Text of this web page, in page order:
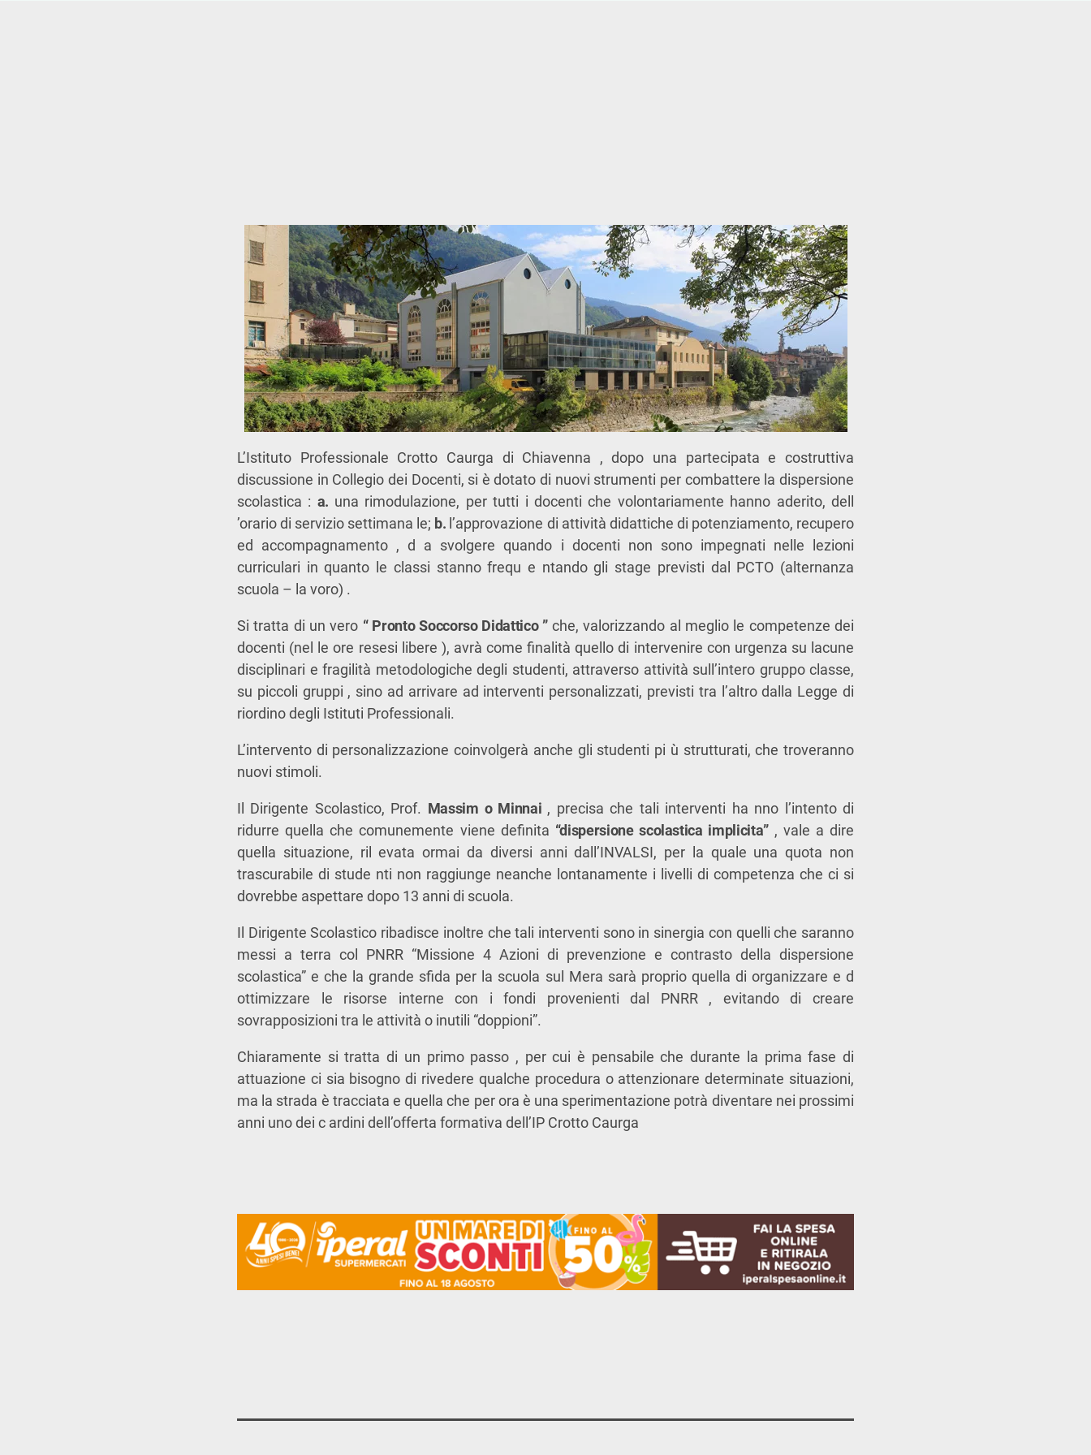
L’Istituto Professionale Crotto Caurga di Chiavenna , dopo una partecipata e costruttiva
discussione in Collegio dei Docenti, si è dotato di nuovi strumenti per combattere la dispersione
scolastica : a. una rimodulazione, per tutti i docenti che volontariamente hanno aderito, dell
’orario di servizio settimana le; b. l’approvazione di attività didattiche di potenziamento, recupero
ed accompagnamento , d a svolgere quando i docenti non sono impegnati nelle lezioni
curriculari in quanto le classi stanno frequ e ntando gli stage previsti dal PCTO (alternanza
scuola – la voro) .
Si tratta di un vero “ Pronto Soccorso Didattico ” che, valorizzando al meglio le competenze dei
docenti (nel le ore resesi libere ), avrà come finalità quello di intervenire con urgenza su lacune
disciplinari e fragilità metodologiche degli studenti, attraverso attività sull’intero gruppo classe,
su piccoli gruppi , sino ad arrivare ad interventi personalizzati, previsti tra l’altro dalla Legge di
riordino degli Istituti Professionali.
L’intervento di personalizzazione coinvolgerà anche gli studenti pi ù strutturati, che troveranno
nuovi stimoli.
Il Dirigente Scolastico, Prof. Massim o Minnai , precisa che tali interventi ha nno l’intento di
ridurre quella che comunemente viene definita “dispersione scolastica implicita” , vale a dire
quella situazione, ril evata ormai da diversi anni dall’INVALSI, per la quale una quota non
trascurabile di stude nti non raggiunge neanche lontanamente i livelli di competenza che ci si
dovrebbe aspettare dopo 13 anni di scuola.
Il Dirigente Scolastico ribadisce inoltre che tali interventi sono in sinergia con quelli che saranno
messi a terra col PNRR “Missione 4 Azioni di prevenzione e contrasto della dispersione
scolastica” e che la grande sfida per la scuola sul Mera sarà proprio quella di organizzare e d
ottimizzare le risorse interne con i fondi provenienti dal PNRR , evitando di creare
sovrapposizioni tra le attività o inutili “doppioni”.
Chiaramente si tratta di un primo passo , per cui è pensabile che durante la prima fase di
attuazione ci sia bisogno di rivedere qualche procedura o attenzionare determinate situazioni,
ma la strada è tracciata e quella che per ora è una sperimentazione potrà diventare nei prossimi
anni uno dei c ardini dell’offerta formativa dell’IP Crotto Caurga